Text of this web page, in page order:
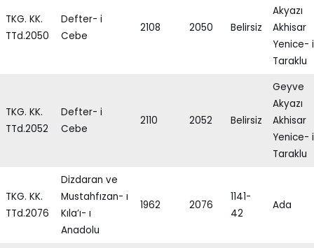
TKG. KK.
TTd.2050
Defter- i
Cebe
2108 2050 Belirsiz
Akyazı
Akhisar
Yenice- i
Taraklu
TKG. KK.
TTd.2052
Defter- i
Cebe
2110 2052 Belirsiz
Geyve
Akyazı
Akhisar
Yenice- i
Taraklu
TKG. KK.
TTd.2076
Dizdaran ve
Mustahfızan- ı
Kıla’ı- ı
Anadolu
1962 2076
1141-
42
Ada